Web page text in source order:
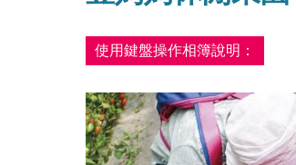
使用鍵盤操作相簿說明：